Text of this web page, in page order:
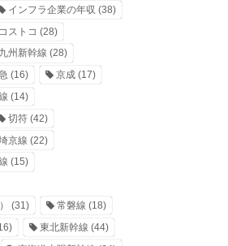
インフラ企業の年収 (38)
コストコ (28)
九州新幹線 (28)
(16) 京成(17)
(14)
切符(42)
京線 (22)
(15)
(31) 常磐線 (18)
東北新幹線 (44)